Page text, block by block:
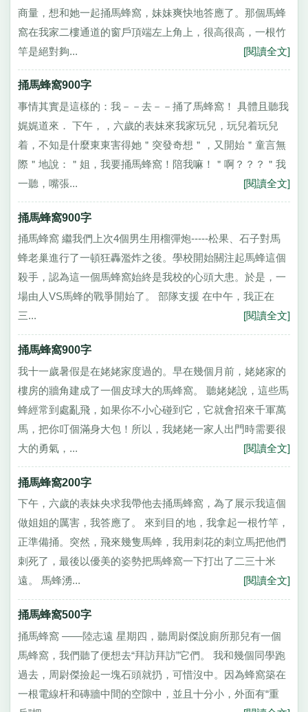
商量，想和她一起捅馬蜂窩，妹妹爽快地答應了。那個馬蜂
窩在我家二樓通道的窗戶頂端左上角上，很高很高，一根竹
竿是絕對夠...
[閱讀全文]
捅馬蜂窩900字
事情其實是這樣的：我－－去－－捅了馬蜂窩！ 具體且聽我
娓娓道來． 下午，，六歲的表妹來我家玩兒，玩兒着玩兒
着，不知是什麼東東害得她＂突發奇想＂，又開始＂童言無
際＂地說：＂姐，我要捅馬蜂窩！陪我嘛！＂啊？？？＂我
一聽，嘴張...
[閱讀全文]
捅馬蜂窩900字
捅馬蜂窩 繼我們上次4個男生用榴彈炮-----松果、石子對馬
蜂老巢進行了一頓狂轟濫炸之後。學校開始關注起馬蜂這個
殺手，認為這一個馬蜂窩始終是我校的心頭大患。於是，一
場由人VS馬蜂的戰爭開始了。 部隊支援 在中午，我正在
三...
[閱讀全文]
捅馬蜂窩900字
我十一歲暑假是在姥姥家度過的。早在幾個月前，姥姥家的
樓房的牆角建成了一個皮球大的馬蜂窩。 聽姥姥說，這些馬
蜂經常到處亂飛，如果你不小心碰到它，它就會招來千軍萬
馬，把你叮個滿身大包！所以，我姥姥一家人出門時需要很
大的勇氣，...
[閱讀全文]
捅馬蜂窩200字
下午，六歲的表妹央求我帶他去捅馬蜂窩，為了展示我這個
做姐姐的厲害，我答應了。 來到目的地，我拿起一根竹竿，
正準備捅。突然，飛來幾隻馬蜂，我用刺花的刺立馬把他們
刺死了，最後以優美的姿勢把馬蜂窩一下打出了二三十米
遠。 馬蜂湧...
[閱讀全文]
捅馬蜂窩500字
捅馬蜂窩 ——陸志遠 星期四，聽周尉傑說廁所那兒有一個
馬蜂窩，我們聽了便想去“拜訪拜訪”它們。 我和幾個同學跑
過去，周尉傑撿起一塊石頭就扔，可惜沒中。因為蜂窩築在
一根電線杆和磚牆中間的空隙中，並且十分小，外面有“重